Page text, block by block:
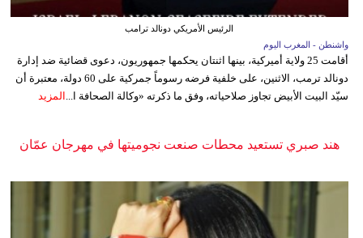
الرئيس الأمريكي دونالد ترامب
واشنطن - المغرب اليوم
أقامت 25 ولاية أميركية، بينها اثنتان يحكمها جمهوريون، دعوى قضائية ضد إدارة
دونالد ترمب، الاثنين، على خلفية فرضه رسوماً جمركية على 60 دولة، معتبرة أن
سيّد البيت الأبيض تجاوز صلاحياته، وفق ما ذكرته «وكالة الصحافة ا... المزيد
هند صبري تستعيد محطات صنعت نجوميتها في مهرجان عمّان